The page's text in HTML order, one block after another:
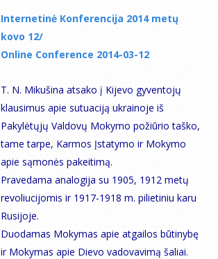
Internetinė Кonferencija 2014 metų
kovo 12/
Online Conference 2014-03-12
T. N. Mikušina atsako į Kijevo gyventojų
klausimus apie sutuaciją ukrainoje iš
Pakylėtųjų Valdovų Mokymo požiūrio taško,
tame tarpe, Karmos Įstatymo ir Mokymo
apie sąmonės pakeitimą.
Pravedama analogija su 1905, 1912 metų
revoliucijomis ir 1917-1918 m. pilietiniu karu
Rusijoje.
Duodamas Mokymas apie atgailos būtinybę
ir Mokymas apie Dievo vadovavimą šaliai.